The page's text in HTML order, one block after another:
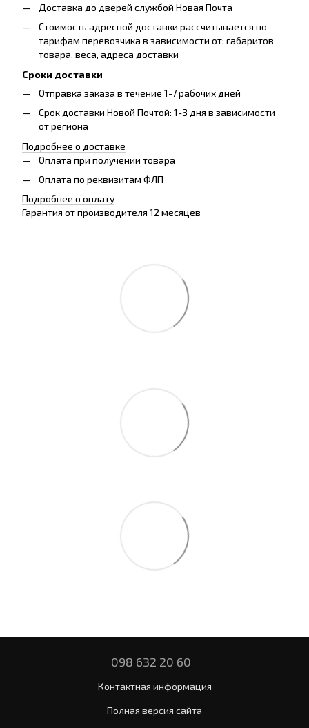
Доставка до дверей службой Новая Почта
Стоимость адресной доставки рассчитывается по
тарифам перевозчика в зависимости от: габаритов
товара, весa, адреса доставки
Сроки доставки
Отправка заказа в течение 1-7 рабочих дней
Срок доставки Новой Почтой: 1-3 дня в зависимости
от региона
Подробнее о доставке
Оплата при получении товара
Оплата по реквизитам ФЛП
Подробнее о оплату
Гарантия от производителя 12 месяцев
098 632 20 60
Контактная информация
Полная версия сайта